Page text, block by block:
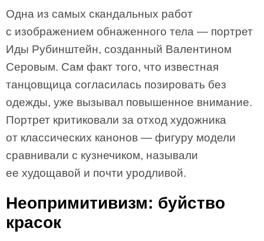
Одна из самых скандальных работ
с изображением обнаженного тела — портрет
Иды Рубинштейн, созданный Валентином
Серовым. Сам факт того, что известная
танцовщица согласилась позировать без
одежды, уже вызывал повышенное внимание.
Портрет критиковали за отход художника
от классических канонов — фигуру модели
сравнивали с кузнечиком, называли
ее худощавой и почти уродливой.
Неопримитивизм: буйство
красок